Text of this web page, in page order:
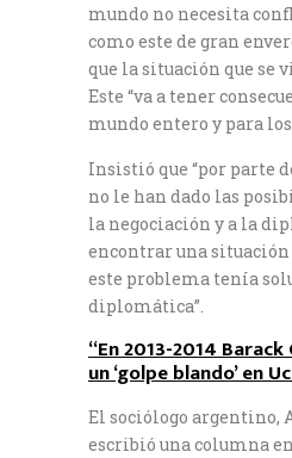
mundo no necesita
como este de gran
que la situación que se
Este “va a tener
mundo entero y para
Insistió que “por parte
no le han dado las
la negociación y a la
encontrar una situación
este problema tenía
diplomática”.
“En 2013-2014
un ‘golpe blando’ en
El sociólogo argentino,
escribió una columna